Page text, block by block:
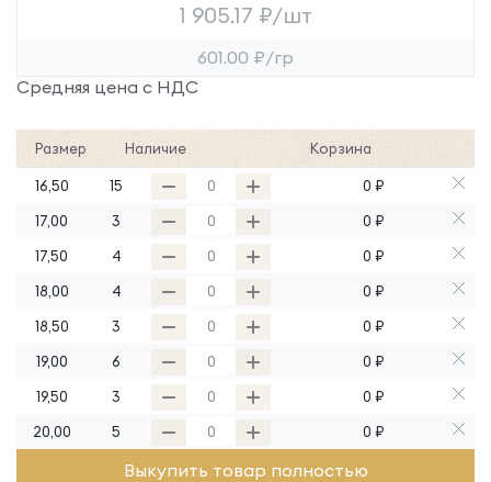
1 905.17 ₽/шт
601.00 ₽/гр
Средняя цена с НДС
Размер Наличие Корзина
16,50 15
0 ₽
17,00
3
0 ₽
17,50
4
0 ₽
18,00
4
0 ₽
18,50
3
0 ₽
19,00
6
0 ₽
19,50
3
0 ₽
20,00
5 0 ₽
Выкупить товар полностью